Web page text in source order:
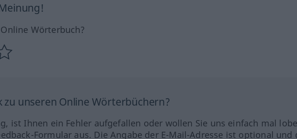
Wörterbuch?
zu unseren Online Wörterbüchern?
ist Ihnen ein Fehler aufgefallen oder wollen Sie uns einfach mal
Formular aus. Die Angabe der E-Mail-Adresse ist optional und